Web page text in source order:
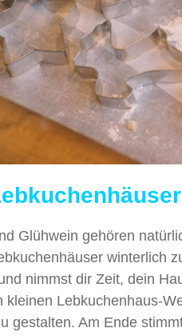
Glühwein gehören
winterlich
nimmst dir Zeit, dein
kleinen Lebkuchenhaus-
gestalten. Am Ende